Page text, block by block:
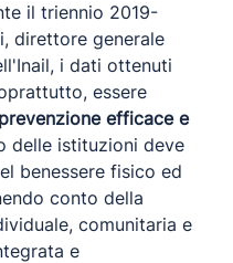
il triennio 2019-
direttore generale
i dati ottenuti
essere
prevenzione efficace e
delle istituzioni deve
benessere fisico ed
conto della
comunitaria e
e